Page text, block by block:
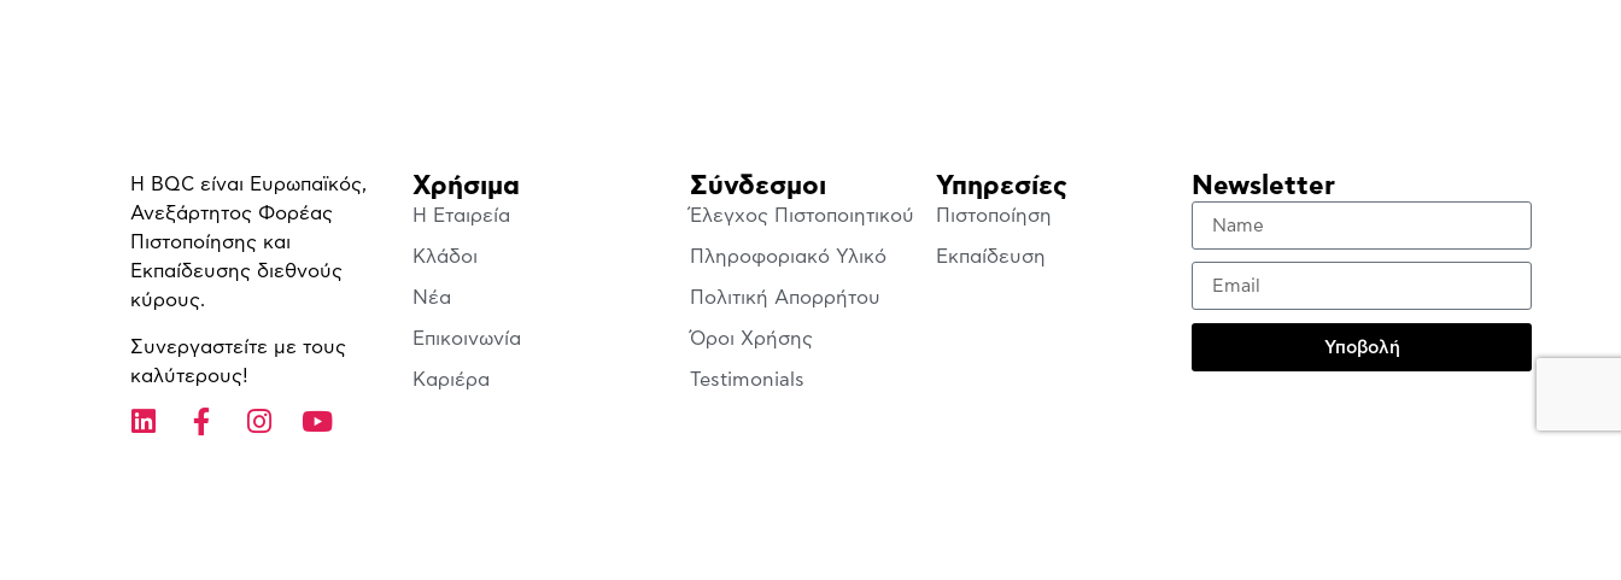
Η BQC είναι Ευρωπαϊκός,
Ανεξάρτητος Φορέας
Πιστοποίησης και
Εκπαίδευσης διεθνούς
κύρους.
Συνεργαστείτε με τους
καλύτερους!
Χρήσιμα
Η Εταιρεία
Κλάδοι
Νέα
Επικοινωνία
Καριέρα
Σύνδεσμοι
Έλεγχος Πιστοποιητικού
Πληροφοριακό Υλικό
Πολιτική Απορρήτου
Όροι Χρήσης
Testimonials
Υπηρεσίες
Πιστοποίηση
Εκπαίδευση
Newsletter
Υποβολή